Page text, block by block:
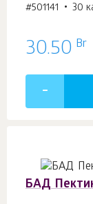
#501141 30
30.50 Br
БАД